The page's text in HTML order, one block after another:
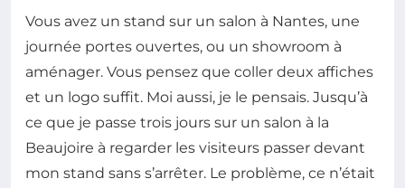
Vous avez un stand sur un salon à Nantes, une
journée portes ouvertes, ou un showroom à
aménager. Vous pensez que coller deux affiches
et un logo suffit. Moi aussi, je le pensais. Jusqu’à
ce que je passe trois jours sur un salon à la
Beaujoire à regarder les visiteurs passer devant
mon stand sans s’arrêter. Le problème, ce n’était